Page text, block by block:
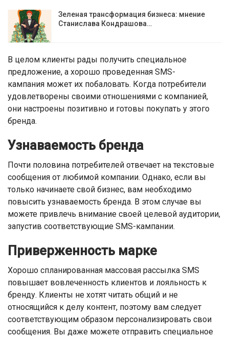
Зеленая трансформация бизнеса: мнение
Станислава Кондрашова…
В целом клиенты рады получить специальное
предложение, а хорошо проведенная SMS-
кампания может их побаловать. Когда потребители
удовлетворены своими отношениями с компанией,
они настроены позитивно и готовы покупать у этого
бренда.
Узнаваемость бренда
Почти половина потребителей отвечает на текстовые
сообщения от любимой компании. Однако, если вы
только начинаете свой бизнес, вам необходимо
повысить узнаваемость бренда. В этом случае вы
можете привлечь внимание своей целевой аудитории,
запустив соответствующие SMS-кампании.
Приверженность марке
Хорошо спланированная массовая рассылка SMS
повышает вовлеченность клиентов и лояльность к
бренду. Клиенты не хотят читать общий и не
относящийся к делу контент, поэтому вам следует
соответствующим образом персонализировать свои
сообщения. Вы даже можете отправить специальное